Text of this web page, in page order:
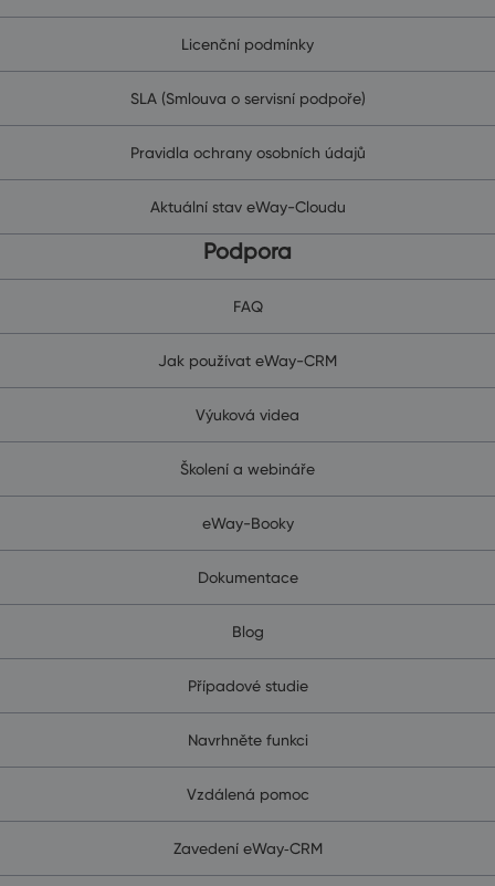
Licenční podmínky
SLA (Smlouva o servisní podpoře)
Pravidla ochrany osobních údajů
Aktuální stav eWay-Cloudu
Podpora
FAQ
Jak používat eWay-CRM
Výuková videa
Školení a webináře
eWay-Booky
Dokumentace
Blog
Případové studie
Navrhněte funkci
Vzdálená pomoc
Zavedení eWay‑CRM